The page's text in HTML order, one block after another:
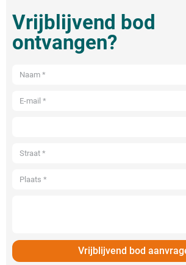
Vrijblijvend bod
ontvangen?
Vrijblijvend bod